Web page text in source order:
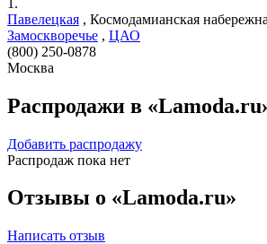
Павелецкая , Космодамианская
Замоскворечье , ЦАО
(800) 250-0878
Москва
Распродажи в
Добавить распродажу
Распродаж пока нет
Отзывы о «Lamoda.ru»
Написать отзыв